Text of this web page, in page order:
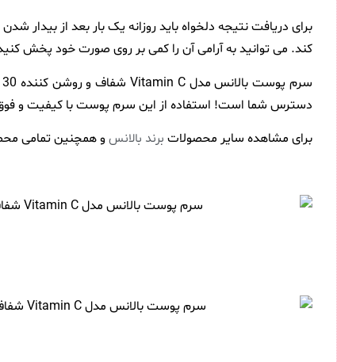
کند. می توانید به آرامی آن را کمی بر روی صورت خود پخش
دسترس شما است! استفاده از این سرم پوست با کیفیت و فوق
برای مشاهده سایر محصولات برند بالانس و همچنین تمامی